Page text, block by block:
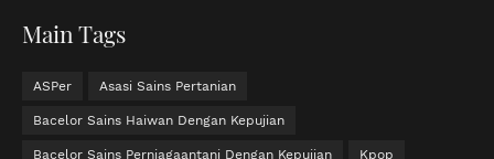
Main Tags
ASPer Asasi Sains Pertanian
Bacelor Sains Haiwan Dengan Kepujian
Bacelor Sains Perniagaantani Dengan Kepujian Kpop